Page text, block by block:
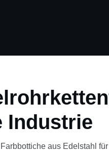
Industrie
aus Edelstahl